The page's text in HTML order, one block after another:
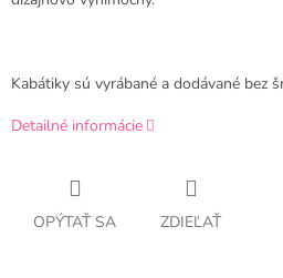
Kabátiky sú vyrábané a dodávané bez
Detailné informácie
OPÝTAŤ SA ZDIEĽAŤ